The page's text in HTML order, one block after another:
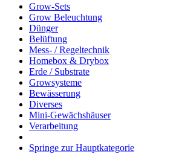
Grow-Sets
Grow Beleuchtung
Dünger
Belüftung
Mess- / Regeltechnik
Homebox & Drybox
Erde / Substrate
Growsysteme
Bewässerung
Diverses
Mini-Gewächshäuser
Verarbeitung
Springe zur Hauptkategorie